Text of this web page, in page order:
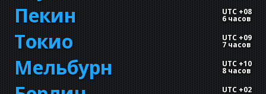
Пекин UTC +08
6 часов
Токио UTC +09
7 часов
Мельбурн UTC +10
8 часов
UTC +02